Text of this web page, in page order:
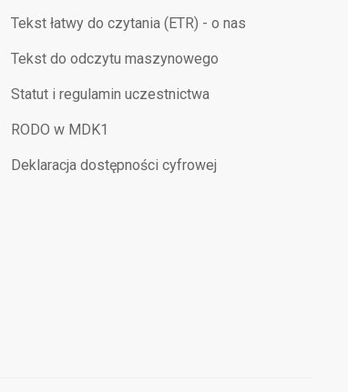
Tekst łatwy do czytania (ETR) - o nas
Tekst do odczytu maszynowego
Statut i regulamin uczestnictwa
RODO w MDK1
Deklaracja dostępności cyfrowej